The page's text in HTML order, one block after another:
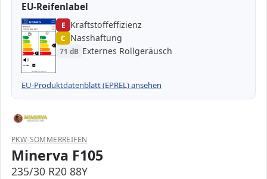
EU-Reifenlabel
ENERG 1000000
Minerva MV525
235/30 R20 88Y C1
A
B
C
D
E
E
A
B
C
C
D
E
71 dB B
Verordnung (EU) 2020/740
E Kraftstoffeffizienz
C Nasshaftung
71 dB Externes Rollgeräusch
EU-Produktdatenblatt (EPREL) ansehen
PKW-SOMMERREIFEN
Minerva F105
235/30 R20 88Y